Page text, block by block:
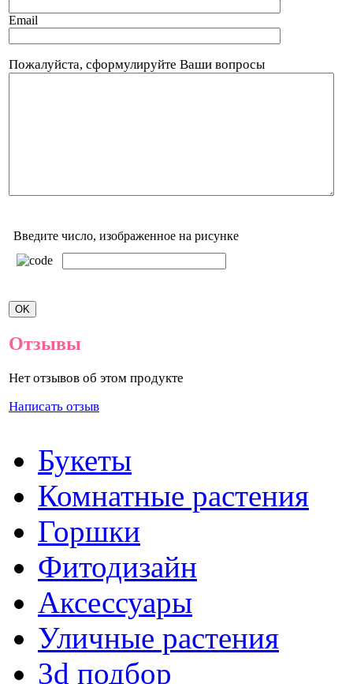
Email
Пожалуйста, сформулируйте Ваши вопросы
Введите число, изображенное на рисунке
Отзывы
Нет отзывов об этом продукте
Написать отзыв
Букеты
Комнатные растения
Горшки
Фитодизайн
Аксессуары
Уличные растения
3d подбор